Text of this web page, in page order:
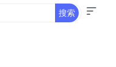
搜索